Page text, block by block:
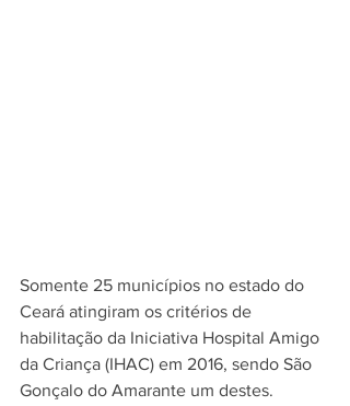
Somente 25 municípios no estado do
Ceará atingiram os critérios de
habilitação da Iniciativa Hospital Amigo
da Criança (IHAC) em 2016, sendo São
Gonçalo do Amarante um destes.